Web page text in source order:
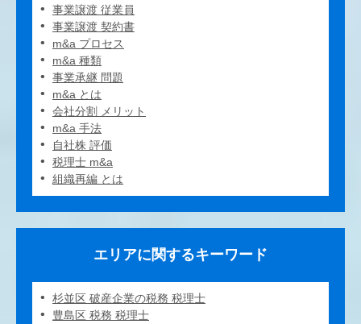
事業譲渡 従業員
事業譲渡 契約書
m&a プロセス
m&a 種類
事業承継 問題
m&a とは
会社分割 メリット
m&a 手法
自社株 評価
税理士 m&a
組織再編 とは
エリアに関するキーワード
杉並区 破産企業の税務 税理士
豊島区 税務 税理士